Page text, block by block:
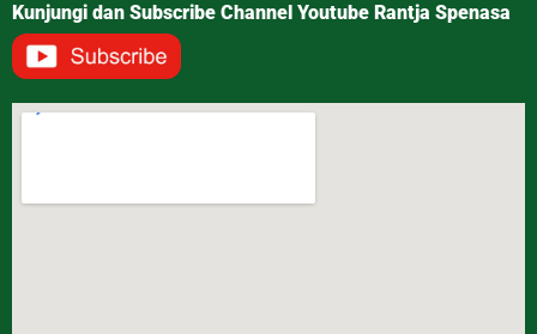
Kunjungi dan Subscribe Channel Youtube Rantja Spenasa